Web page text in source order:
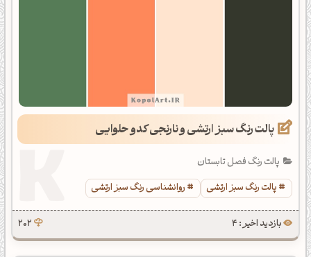
پالت رنگ سبز ارتشی و نارنجی کدو حلوایی
پالت رنگ فصل تابستان
پالت رنگ سبز ارتشی
روانشناسی رنگ سبز ارتشی
بازدید اخیر : 4 202